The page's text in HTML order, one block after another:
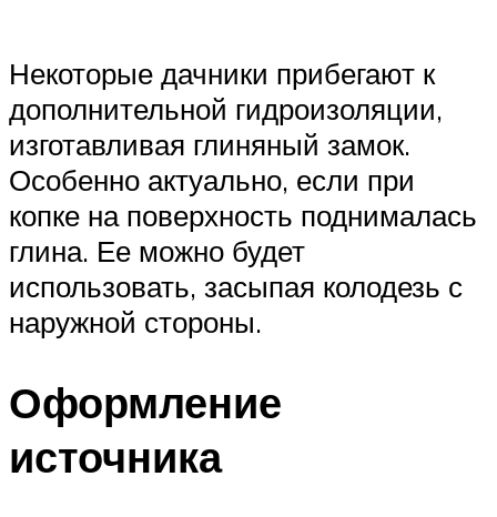
Некоторые дачники прибегают к
дополнительной гидроизоляции,
изготавливая глиняный замок.
Особенно актуально, если при
копке на поверхность поднималась
глина. Ее можно будет
использовать, засыпая колодезь с
наружной стороны.
Оформление
источника